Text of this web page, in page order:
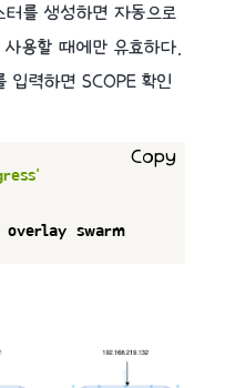
를 생성하면 자동으로
용할 때에만 유효하다.
입력하면 SCOPE 확인
overlay   swarm
Copy